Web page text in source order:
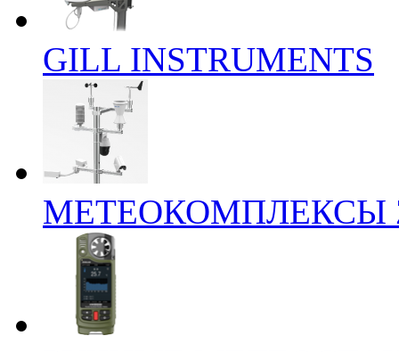
GILL INSTRUMENTS
МЕТЕОКОМПЛЕКСЫ